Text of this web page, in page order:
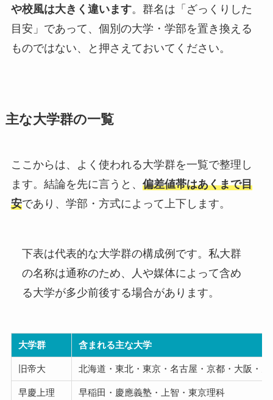
や校風は大きく違います。群名は「ざっくりした
目安」であって、個別の大学・学部を置き換える
ものではない、と押さえておいてください。
主な大学群の一覧
ここからは、よく使われる大学群を一覧で整理し
ます。結論を先に言うと、 偏差値帯はあくまで目
安であり、学部・方式によって上下します。
下表は代表的な大学群の構成例です。私大群
の名称は通称のため、人や媒体によって含め
る大学が多少前後する場合があります。
大学群 含まれる主な大学
旧帝大 北海道・東北・東京・名古屋・京都・大阪・九
早慶上理 早稲田・慶應義塾・上智・東京理科